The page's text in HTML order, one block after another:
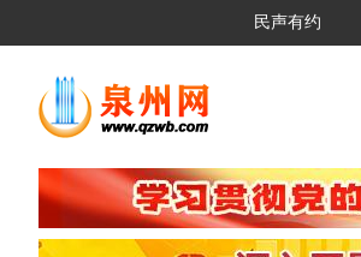
民声有约